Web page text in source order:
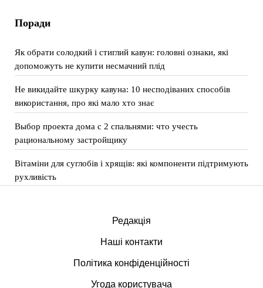
Поради
Як обрати солодкий і стиглий кавун: головні ознаки, які
допоможуть не купити несмачний плід
Не викидайте шкурку кавуна: 10 несподіваних способів
використання, про які мало хто знає
Выбор проекта дома с 2 спальнями: что учесть
рациональному застройщику
Вітаміни для суглобів і хрящів: які компоненти підтримують
рухливість
Редакція
Наші контакти
Політика конфіденційності
Угода користувача